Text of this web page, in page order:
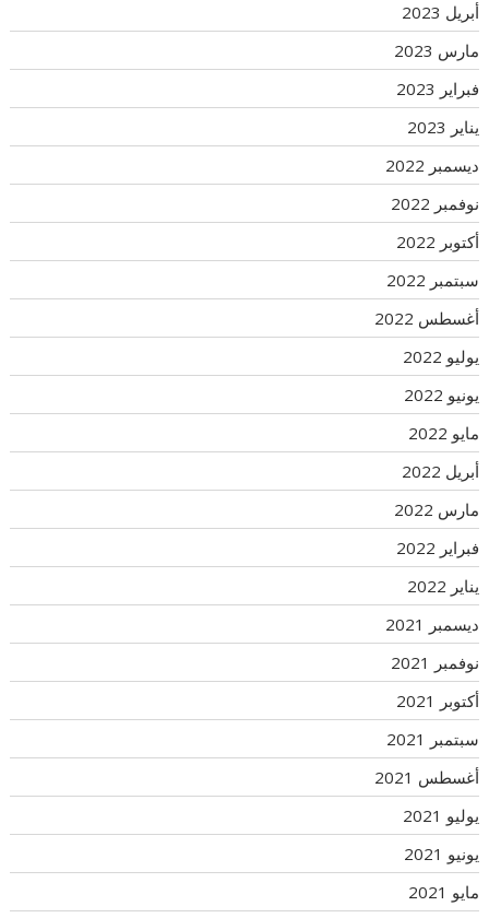
أبريل 2023
مارس 2023
فبراير 2023
يناير 2023
ديسمبر 2022
نوفمبر 2022
أكتوبر 2022
سبتمبر 2022
أغسطس 2022
يوليو 2022
يونيو 2022
مايو 2022
أبريل 2022
مارس 2022
فبراير 2022
يناير 2022
ديسمبر 2021
نوفمبر 2021
أكتوبر 2021
سبتمبر 2021
أغسطس 2021
يوليو 2021
يونيو 2021
مايو 2021